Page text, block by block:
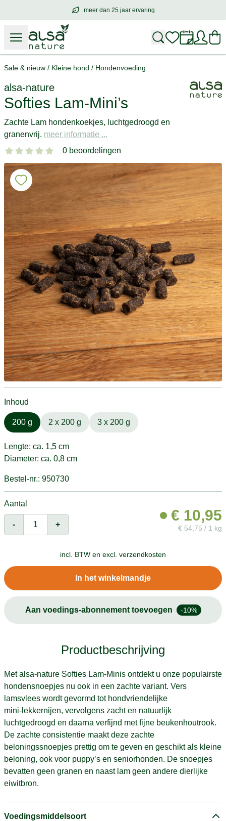
meer dan 25 jaar ervaring
meer dan25 jaar ervaring
Sale & nieuw / Kleine hond / Hondenvoeding
alsa-nature
Softies Lam-Mini’s
Zachte Lam hondenkoekjes, luchtgedroogd en
granenvrij. meer informatie ...
0 beoordelingen
Inhoud
200 g 2 x 200 g 3 x 200 g
Lengte: ca. 1,5 cm
Diameter: ca. 0,8 cm
Bestel-nr.: 950730
Aantal
- +
€ 10,95
€ 54,75 / 1 kg
incl. BTW en excl. verzendkosten
In het winkelmandje
Aan voedings-abonnement toevoegen -10%
Productbeschrijving
Met alsa-nature Softies Lam-Minis ontdekt u onze populairste
hondensnoepjes nu ook in een zachte variant. Vers
lamsvlees wordt gevormd tot hondvriendelijke
mini‑lekkernijen, vervolgens zacht en natuurlijk
luchtgedroogd en daarna verfijnd met fijne beukenhoutrook.
De zachte consistentie maakt deze zachte
beloningssnoepjes prettig om te geven en geschikt als kleine
beloning, ook voor puppy’s en seniorhonden. De snoepjes
bevatten geen granen en naast lam geen andere dierlijke
eiwitbron.
Voedingsmiddelsoort